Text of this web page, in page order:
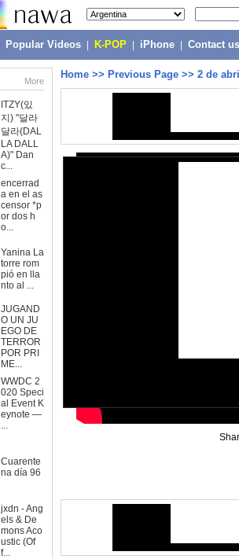
Popular Videos K-POP iPhone Contact us
More
ITZY(있
지) "달라
달라(DAL
LA DALL
A)" Dan
c...
encerrad
a en el as
censor *p
or dos h
o...
Yanina La
torre rom
pió en lla
nto al ...
JUGAND
O UN JU
EGO DE
TERROR
POR PRI
ME...
WWDC 2
020 Speci
al Event K
eynote —
...
Cuarente
na día 96
jxdn - Ang
els & De
mons Aco
ustic (Of
f...
Home >> Previous Page >> 2 de